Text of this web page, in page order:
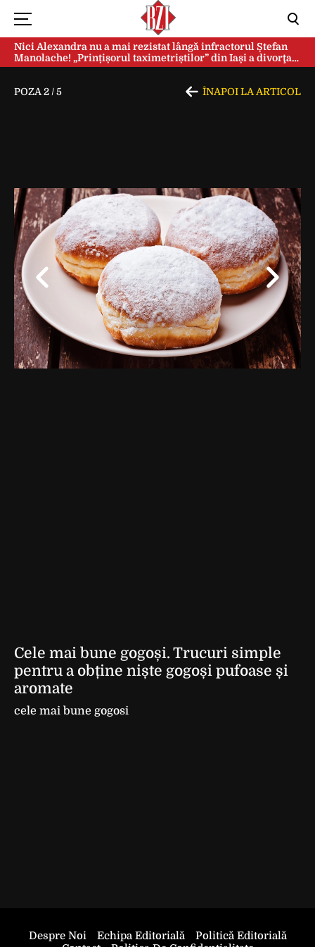
Nici Alexandra nu a mai rezistat lângă infractorul Ștefan
Manolache! „Prințișorul taximetriștilor” din Iași a divorţat
după doi ani de căsnicie
POZA 2 /5 ÎNAPOI LA ARTICOL
Cele mai bune gogoși. Trucuri simple
pentru a obține niște gogoși pufoase și
aromate
cele mai bune gogosi
Despre Noi Echipa Editorială
Politică Editorială